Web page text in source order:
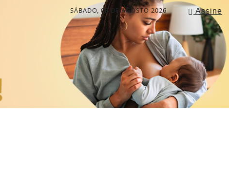
Assine
SÁBADO, 08 DE AGOSTO 2026